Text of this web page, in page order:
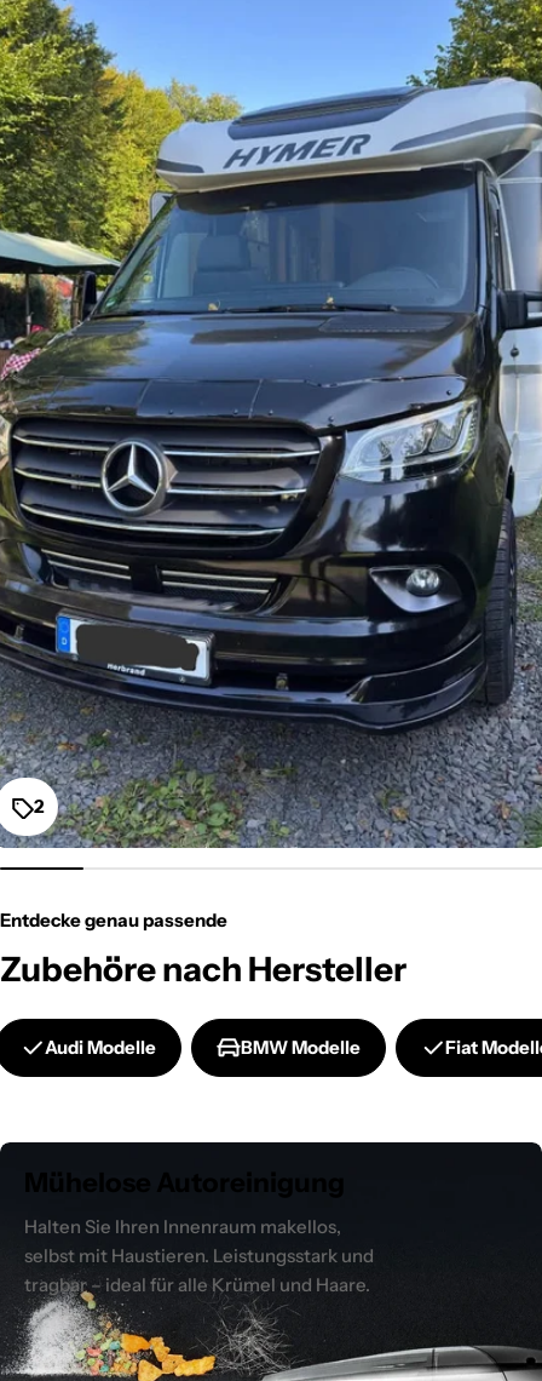
2
Entdecke genau passende
Zubehöre nach Hersteller
Audi Modelle BMW Modelle Fiat
Mühelose Autoreinigung
Halten Sie Ihren Innenraum makellos,
selbst mit Haustieren. Leistungsstark und
tragbar – ideal für alle Krümel und Haare.